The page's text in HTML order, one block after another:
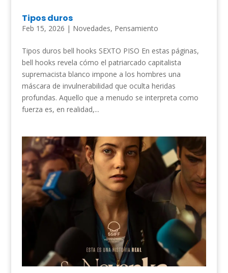
Tipos duros
Feb 15, 2026 | Novedades, Pensamiento
Tipos duros bell hooks SEXTO PISO En estas páginas,
bell hooks revela cómo el patriarcado capitalista
supremacista blanco impone a los hombres una
máscara de invulnerabilidad que oculta heridas
profundas. Aquello que a menudo se interpreta como
fuerza es, en realidad,...